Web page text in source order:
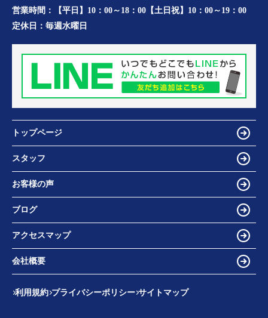
営業時間：
【平日】10：00～18：00【土日祝】10：00～19：00
定休日： 毎週水曜日
トップページ
スタッフ
お客様の声
ブログ
アクセスマップ
会社概要
利用規約 プライバシーポリシー サイトマップ